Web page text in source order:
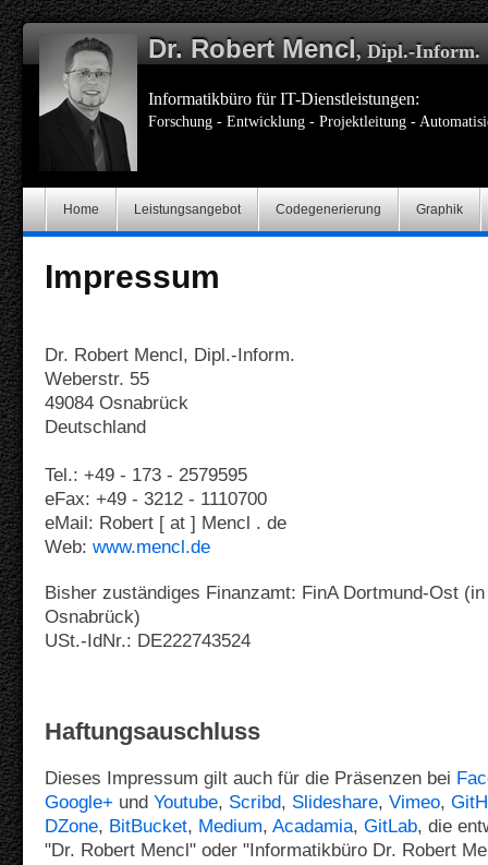
Dr. Robert Mencl, Dipl.-Inform.
Informatikbüro für IT-Dienstleistungen:
Forschung - Entwicklung - Projektleitung -
Home Leistungsangebot Codegenerierung Graphik
Impressum
Dr. Robert Mencl, Dipl.-Inform.
Weberstr. 55
49084 Osnabrück
Deutschland
Tel.: +49 - 173 - 2579595
eFax: +49 - 3212 - 1110700
eMail: Robert [ at ] Mencl . de
Web: www.mencl.de
Bisher zuständiges Finanzamt: FinA Dortmund-Ost (i
Osnabrück)
USt.-IdNr.: DE222743524
Haftungsauschluss
Dieses Impressum gilt auch für die Präsenzen bei
Google+ und Youtube, Scribd, Slideshare, Vimeo,
DZone, BitBucket, Medium, Acadamia, GitLab, die
"Dr. Robert Mencl" oder "Informatikbüro Dr. Robert